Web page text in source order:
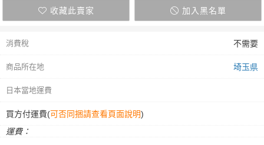
收藏此賣家 加入黑名單
消費稅 不需要
商品所在地 埼玉県
日本當地運費
買方付運費(可否同捆請查看頁面說明)
運費：